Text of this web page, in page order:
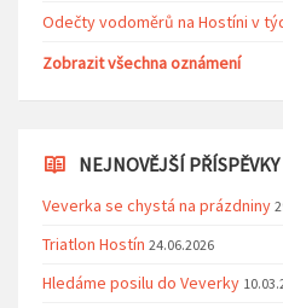
Odečty vodoměrů na Hostíni v
Zobrazit všechna oznámení
NEJNOVĚJŠÍ PŘÍSPĚVKY
Veverka se chystá na prázdniny
Triatlon Hostín 24.06.2026
Hledáme posilu do Veverky